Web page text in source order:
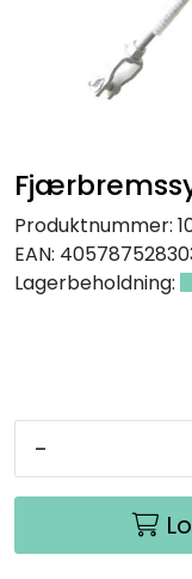
Produktnummer:
EAN:
Lagerbeholdning:
-